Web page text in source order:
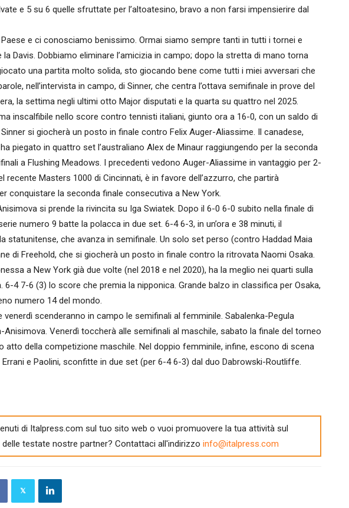
e 5 su 6 quelle sfruttate per l’altoatesino, bravo a non farsi impensierire dal
e ci conosciamo benissimo. Ormai siamo sempre tanti in tutti i tornei e
Davis. Dobbiamo eliminare l’amicizia in campo; dopo la stretta di mano torna
una partita molto solida, sto giocando bene come tutti i miei avversari che
nell’intervista in campo, di Sinner, che centra l’ottava semifinale in prove del
la settima negli ultimi otto Major disputati e la quarta su quattro nel 2025.
inscalfibile nello score contro tennisti italiani, giunto ora a 16-0, con un saldo di
si giocherà un posto in finale contro Felix Auger-Aliassime. Il canadese,
piegato in quattro set l’australiano Alex de Minaur raggiungendo per la seconda
a Flushing Meadows. I precedenti vedono Auger-Aliassime in vantaggio per 2-
recente Masters 1000 di Cincinnati, è in favore dell’azzurro, che partirà
conquistare la seconda finale consecutiva a New York.
si prende la rivincita su Iga Swiatek. Dopo il 6-0 6-0 subito nella finale di
numero 9 batte la polacca in due set. 6-4 6-3, in un’ora e 38 minuti, il
statunitense, che avanza in semifinale. Un solo set perso (contro Haddad Maia
di Freehold, che si giocherà un posto in finale contro la ritrovata Naomi Osaka.
a New York già due volte (nel 2018 e nel 2020), ha la meglio nei quarti sulla
6-4 7-6 (3) lo score che premia la nipponica. Grande balzo in classifica per Osaka,
numero 14 del mondo.
venerdì scenderanno in campo le semifinali al femminile. Sabalenka-Pegula
Anisimova. Venerdì toccherà alle semifinali al maschile, sabato la finale del torneo
atto della competizione maschile. Nel doppio femminile, infine, escono di scena
e Paolini, sconfitte in due set (per 6-4 6-3) dal duo Dabrowski-Routliffe.
di Italpress.com sul tuo sito web o vuoi promuovere la tua attività sul
testate nostre partner? Contattaci all'indirizzo info@italpress.com